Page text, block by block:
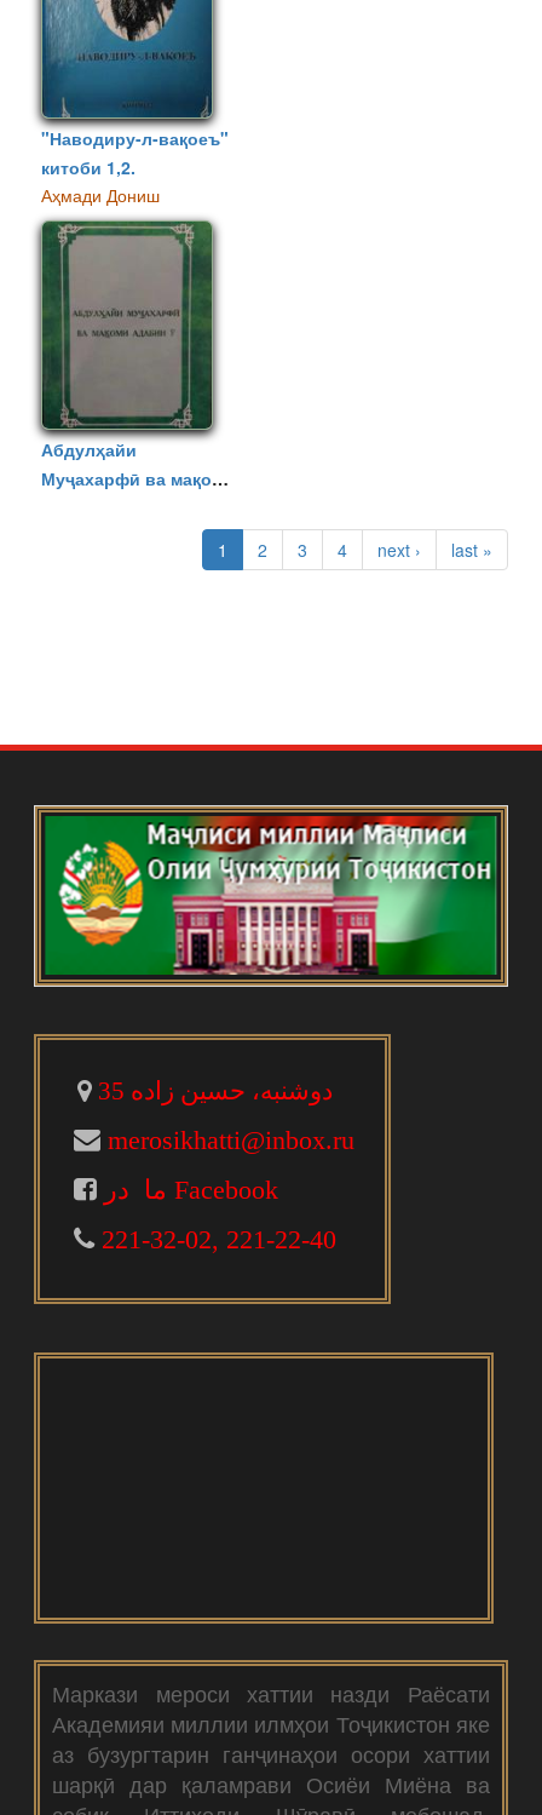
"Наводиру-л-вақоеъ"
китоби 1,2.
Аҳмади Дониш
Абдулҳайи
Муҷахарфӣ ва мақоми
1 2 3 4 next › last »
دوشنبه، حسین زاده 35
merosikhatti@inbox.ru
ما در Facebook
221-32-02, 221-22-40
Маркази мероси хаттии назди Раёсати
Академияи миллии илмҳои Тоҷикистон яке
аз бузургтарин ганҷинаҳои осори хаттии
шарқӣ дар қаламрави Осиёи Миёна ва